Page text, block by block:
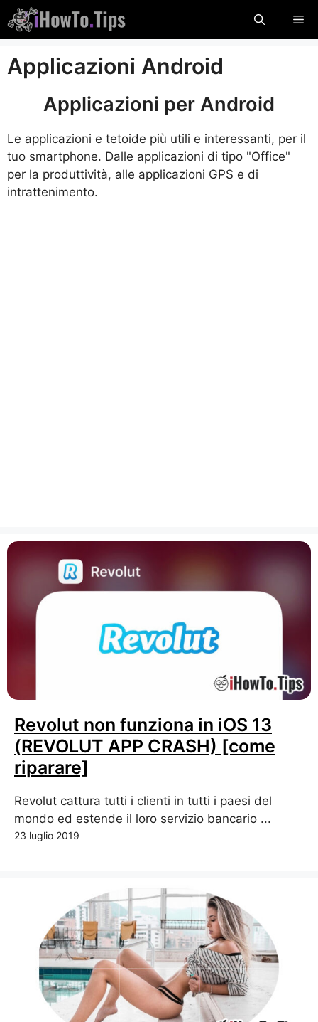
Salta
al
contenuto
Applicazioni Android
Applicazioni per Android
Le applicazioni e tetoide più utili e interessanti, per il
tuo smartphone. Dalle applicazioni di tipo "Office"
per la produttività, alle applicazioni GPS e di
intrattenimento.
Revolut non funziona in iOS 13
(REVOLUT APP CRASH) [come
riparare]
Revolut cattura tutti i clienti in tutti i paesi del
mondo ed estende il loro servizio bancario ...
23 luglio 2019